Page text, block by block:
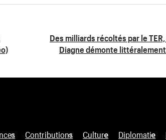
Des milliards récoltés par le
Diagne démonte
Contributions Culture Diplomatie